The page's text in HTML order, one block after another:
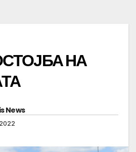
НА
News